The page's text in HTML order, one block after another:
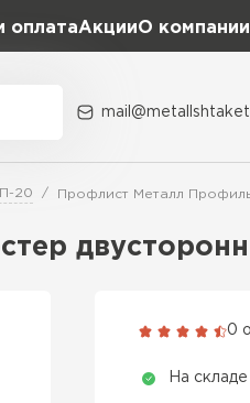
оплатаАкцииО компании
20 Профлист Металл
0
На складе